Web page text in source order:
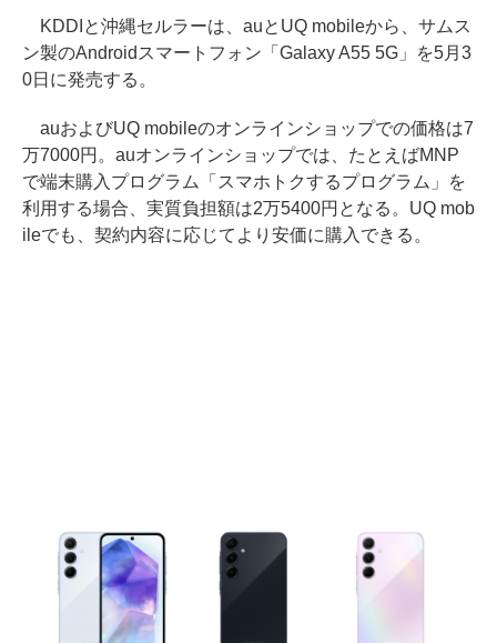
KDDIと沖縄セルラーは、auとUQ mobileから、サムス
ン製のAndroidスマートフォン「Galaxy A55 5G」を5月3
0日に発売する。
auおよびUQ mobileのオンラインショップでの価格は7
万7000円。auオンラインショップでは、たとえばMNP
で端末購入プログラム「スマホトクするプログラム」を
利用する場合、実質負担額は2万5400円となる。UQ mob
ileでも、契約内容に応じてより安価に購入できる。